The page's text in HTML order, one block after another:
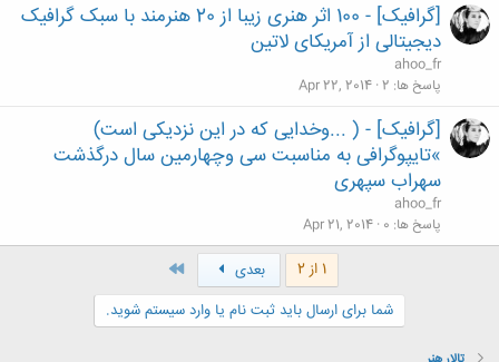
[گرافیک] - 100 اثر هنری زیبا از 20 هنرمند با سبک گرافیک
دیجیتالی از آمریکای لاتین
ahoo_fr
پاسخ ها 2
Apr 22, 2014
[گرافیک] - ( ...وخدایی که در این نزدیکی است)
»تایپوگرافی به مناسبت سی وچهارمین سال درگذشت
سهراب سپهری
ahoo_fr
پاسخ ها 0
Apr 21, 2014
1 از 2 بعدی
شما برای ارسال باید ثبت نام یا وارد سیستم شوید.